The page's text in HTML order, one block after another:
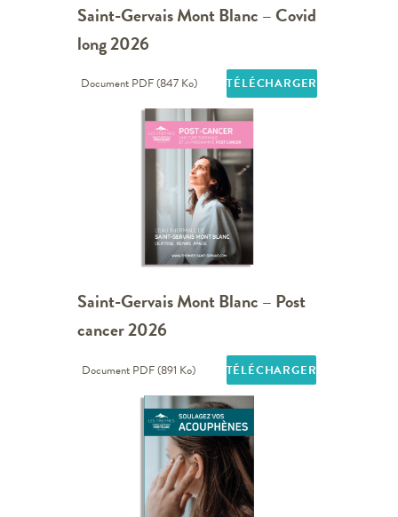
Saint-Gervais Mont Blanc – Covid
long 2026
Document PDF (847 Ko) TÉLÉCHARGER
Saint-Gervais Mont Blanc – Post
cancer 2026
Document PDF (891 Ko) TÉLÉCHARGER